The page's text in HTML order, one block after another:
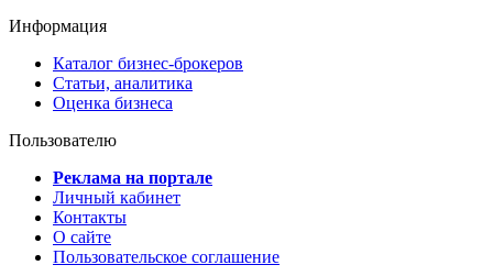
Информация
Каталог бизнес-брокеров
Статьи, аналитика
Оценка бизнеса
Пользователю
Реклама на портале
Личный кабинет
Контакты
О сайте
Пользовательское соглашение